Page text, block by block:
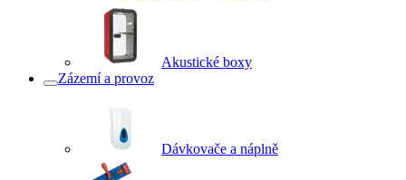
Akustické boxy
Zázemí a provoz
Dávkovače a náplně